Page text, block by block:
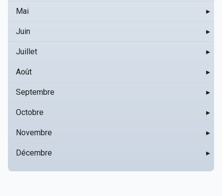
Mai ▸
Juin ▸
Juillet ▸
Août ▸
Septembre ▸
Octobre ▸
Novembre ▸
Décembre ▸